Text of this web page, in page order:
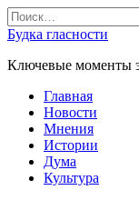
Перейти
к
содержанию
Search
for:
Будка гласности
Ключевые моменты
Главная
Новости
Мнения
Истории
Дума
Культура